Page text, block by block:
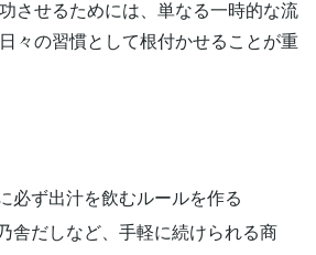
させるためには、単なる一時的な流
々の習慣として根付かせることが重
必ず出汁を飲むルールを作る
舎だしなど、手軽に続けられる商